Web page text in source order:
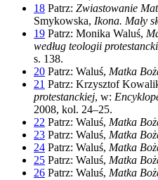
18 Patrz: Zwiastowanie
Smykowska, Ikona. Mały
19 Patrz: Monika Waluś,
według teologii
s. 138.
20 Patrz: Waluś, Matka
21 Patrz: Krzysztof
protestanckiej, w:
2008, kol. 24–25.
22 Patrz: Waluś, Matka
23 Patrz: Waluś, Matka
24 Patrz: Waluś, Matka
25 Patrz: Waluś, Matka
26 Patrz: Waluś, Matka